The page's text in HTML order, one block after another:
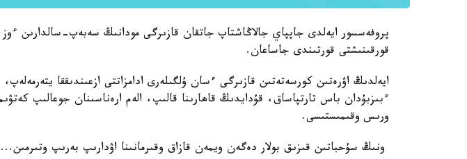
پروفەسسور ايەلدى جاپپاي جالاڭاشتاپ جاتقان قازىرگى مودانىڭ سەبەپ-سالدارىن
قورقىنىشتى قورتىندى جاساعان.
ايەلدىڭ اۋرەتىن كورسەتەتىن قازىرگى ءسان ۇلگىلەرى ادامزاتتى ازعىندىققا يتەرمەلەپ،
ءبىزبۇدان باس تارتپاساق، قۇدايدىڭ قاھارىنا قالىپ، الەم ارەناسىنان جوعالىپ
ورىس وقىمىستىسى.
ونىڭ سۇحباتىن قىزىق بولار دەگەن ويمەن قازاق وقىرمانىنا اۋدارىپ بەرىپ وتىرمىن...